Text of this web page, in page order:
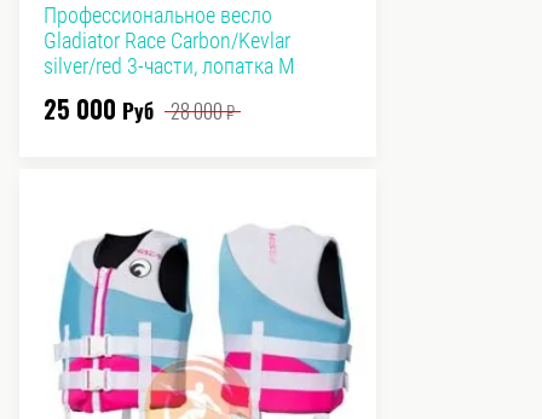
Профессиональное весло
Gladiator Race Carbon/Kevlar
silver/red 3-части, лопатка М
25 000 Руб 28 000₽